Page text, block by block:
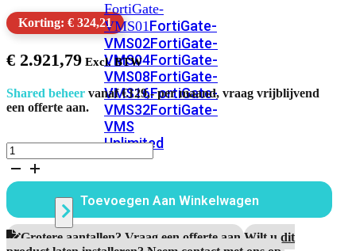
FortiGate-
VMS01FortiGate-
VMS02FortiGate-
VMS04FortiGate-
VMS08FortiGate-
VMS16FortiGate-
VMS32FortiGate-
VMS
Unlimited
Alle
Korting: € 324,21
€ 2.921,79
Shared beheer vanaf €129,- per maand, vraag vrijblijvend
een offerte aan.
FortiWiFi-
81F-
3G4G-
POE
3
Jaar
Toevoegen Aan Winkelwagen
Grotere aantallen? Vraag een offerte aan.Wilt u dit